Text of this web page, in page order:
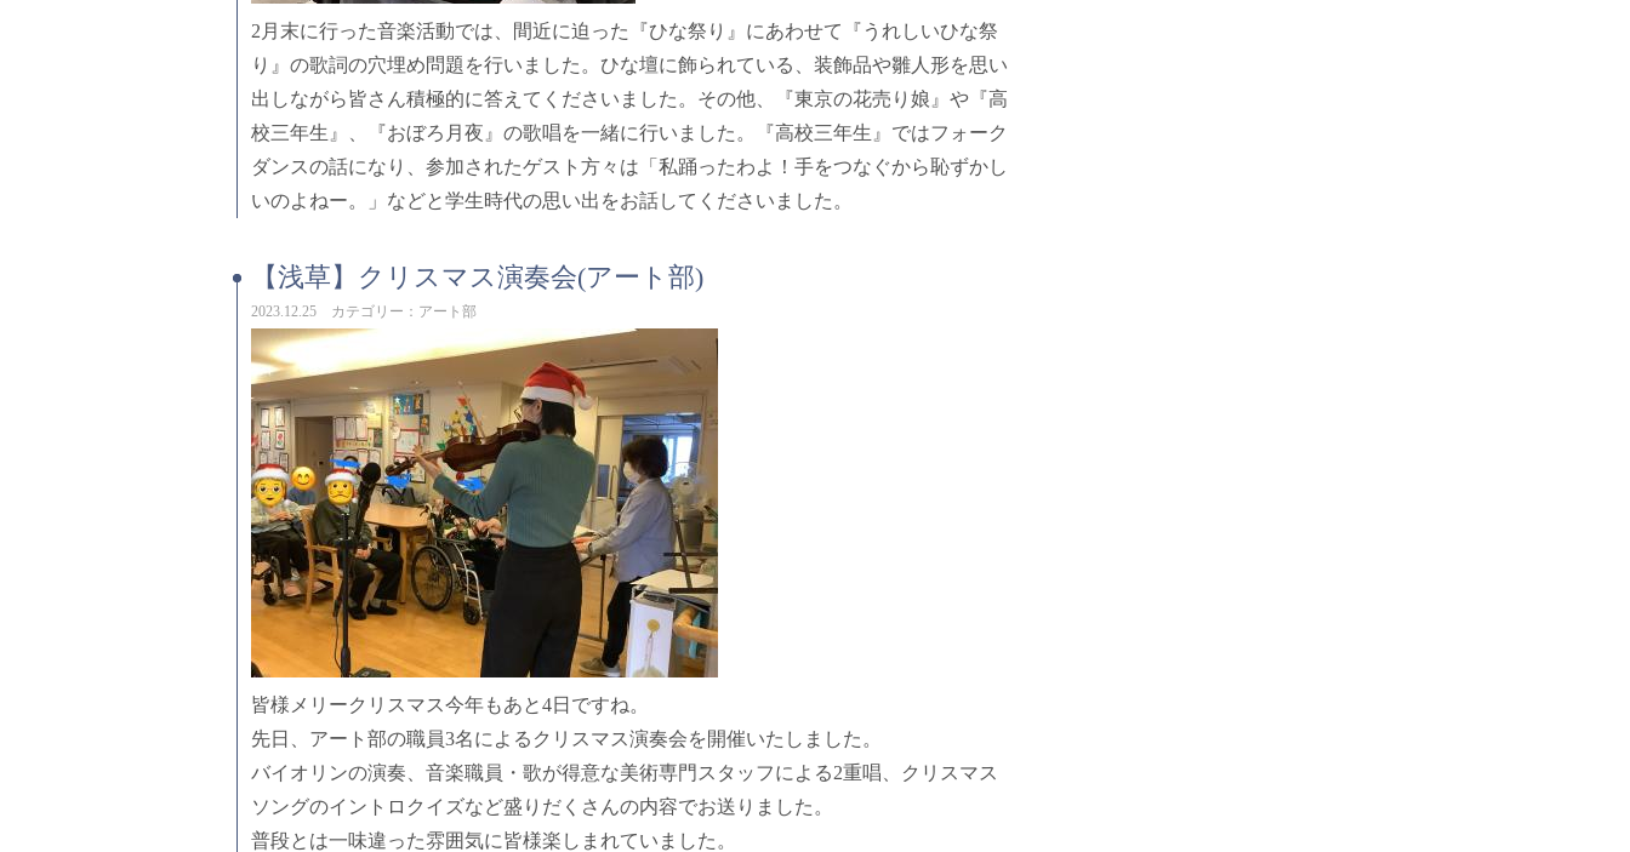
2月末に行った音楽活動では、間近に迫った『ひな祭り』にあわせて『うれしいひな祭
り』の歌詞の穴埋め問題を行いました。ひな壇に飾られている、装飾品や雛人形を思い
出しながら皆さん積極的に答えてくださいました。その他、『東京の花売り娘』や『高
校三年生』、『おぼろ月夜』の歌唱を一緒に行いました。『高校三年生』ではフォーク
ダンスの話になり、参加されたゲスト方々は「私踊ったわよ！手をつなぐから恥ずかし
いのよねー。」などと学生時代の思い出をお話してくださいました。
【浅草】クリスマス演奏会(アート部)
2023.12.25 カテゴリー：アート部
皆様メリークリスマス今年もあと4日ですね。
先日、アート部の職員3名によるクリスマス演奏会を開催いたしました。
バイオリンの演奏、音楽職員・歌が得意な美術専門スタッフによる2重唱、クリスマス
ソングのイントロクイズなど盛りだくさんの内容でお送りました。
普段とは一味違った雰囲気に皆様楽しまれていました。